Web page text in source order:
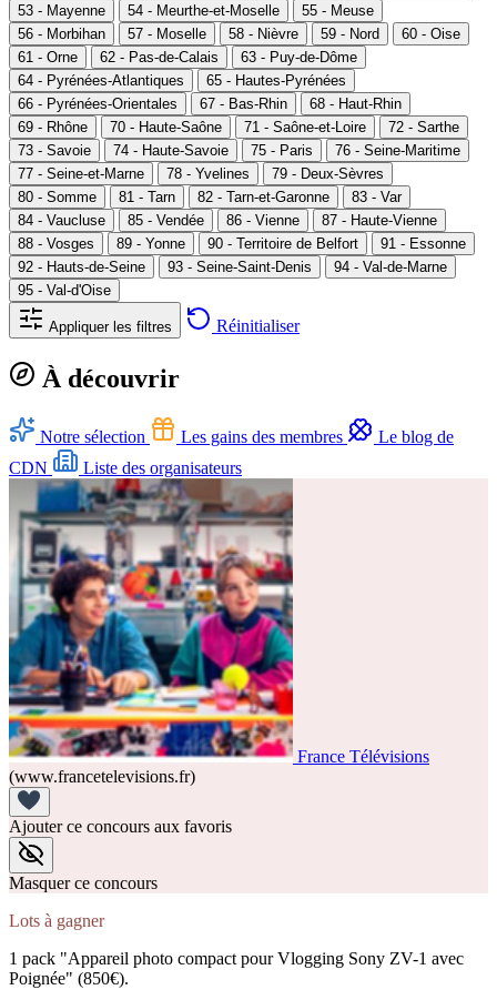
53 - Mayenne
54 - Meurthe-et-Moselle
55 - Meuse
56 - Morbihan
57 - Moselle 58 - Nièvre 59 - Nord
60 - Oise
61 - Orne
62 - Pas-de-Calais
63 - Puy-de-Dôme
64 - Pyrénées-Atlantiques
65 - Hautes-Pyrénées
66 - Pyrénées-Orientales
67 - Bas-Rhin
68 - Haut-Rhin
69 - Rhône
70 - Haute-Saône 71 - Saône-et-Loire
72 - Sarthe
73 - Savoie
74 - Haute-Savoie 75 - Paris
76 - Seine-Maritime
77 - Seine-et-Marne
78 - Yvelines
79 - Deux-Sèvres
80 - Somme
81 - Tarn 82 - Tarn-et-Garonne
83 - Var
84 - Vaucluse
85 - Vendée 86 - Vienne
87 - Haute-Vienne
88 - Vosges
89 - Yonne 90 - Territoire de Belfort
91 - Essonne
92 - Hauts-de-Seine
93 - Seine-Saint-Denis
94 - Val-de-Marne
95 - Val-d'Oise
Appliquer les filtres Réinitialiser
À découvrir
Notre sélection Les gains des membres
Le blog de
CDN
Liste des organisateurs
France Télévisions
(www.francetelevisions.fr)
Ajouter ce concours aux favoris
Masquer ce concours
Lots à gagner
1 pack "Appareil photo compact pour Vlogging Sony ZV-1 avec
Poignée" (850€).